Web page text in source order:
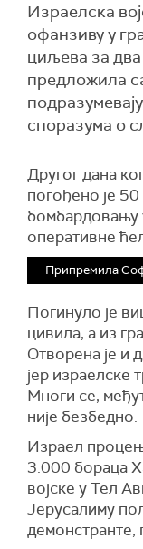
Израелска
офанзиву у
циљева за два
предложила
споразума о
Другог дана
погођено је
бомбардовању
оперативне
Припремила
Погинуло је
цивила, а из
Отворена је и
јер израелске
Многи се,
није безбедно.
Израел
3.000 бораца
војске у Тел
Јерусалиму
демонстранте,